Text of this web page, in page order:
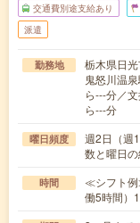
交通費別途支給あり
派遣
勤務地
栃木県日
鬼怒川温
ら---分／
ら---分
曜日頻度
週2日（週
数と曜日の
時間
≪シフト例
働5時間）